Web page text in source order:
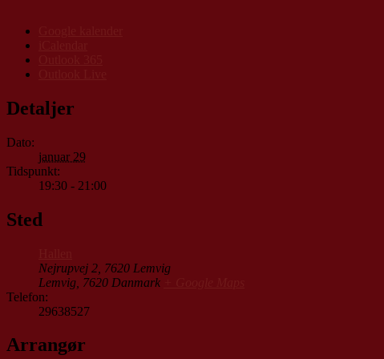
Detaljer
Dato:
januar 29
Tidspunkt:
19:30 - 21:00
Sted
Nejrupvej 2, 7620 Lemvig
Lemvig 7620 Danmark
Telefon:
29638527
Arrangør